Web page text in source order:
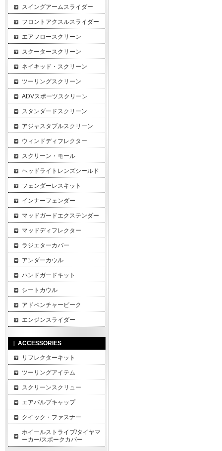
スイングアームスライダー
フロントアクスルスライダー
エアフロースクリーン
スクータースクリーン
ネイキッド・スクリーン
ツーリングスクリーン
ADVスポーツスクリーン
スタンダードスクリーン
アジャスタブルスクリーン
ウィンドディフレクター
スクリーン・モール
ヘッドライトレンズシールド
フェンダーレスキット
インナーフェンダー
マッドガードエクステンダー
マッドディフレクター
ラジエターカバー
アンダーカウル
ハンドガードキット
シートカウル
アドベンチャービーク
エンジンスライダー
ACCESSORIES
リフレクターキット
ツーリングアイテム
スクリーンスクリュー
エアバルブキャップ
クイック・ファスナー
ホイールストライプ/タイヤマ
ーカー/スポークカバー